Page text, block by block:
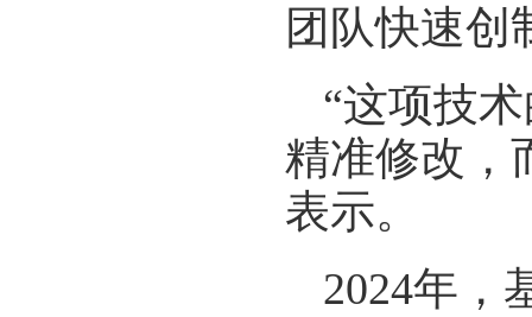
团队快速创
“这项技
精准修改，
表示。
2024年，